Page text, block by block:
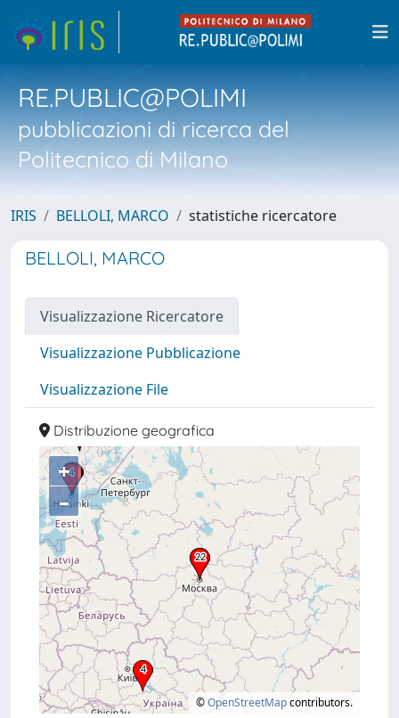
RE.PUBLIC@POLIMI
pubblicazioni di ricerca del
Politecnico di Milano
IRIS BELLOLI, MARCO statistiche ricercatore
BELLOLI, MARCO
Visualizzazione Ricercatore
Visualizzazione Pubblicazione
Visualizzazione File
Distribuzione geografica
+
–
©OpenStreetMapcontributors.